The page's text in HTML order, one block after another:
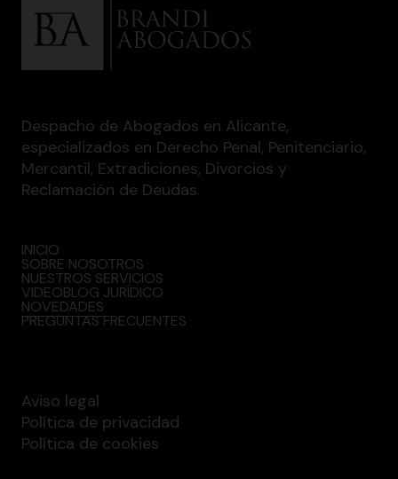
Despacho de Abogados en Alicante,
especializados en Derecho Penal, Penitenciario,
Mercantil, Extradiciones, Divorcios y
Reclamación de Deudas.
INICIO
SOBRE NOSOTROS
NUESTROS SERVICIOS
VIDEOBLOG JURÍDICO
NOVEDADES
PREGUNTAS FRECUENTES
Aviso legal
Política de privacidad
Política de cookies